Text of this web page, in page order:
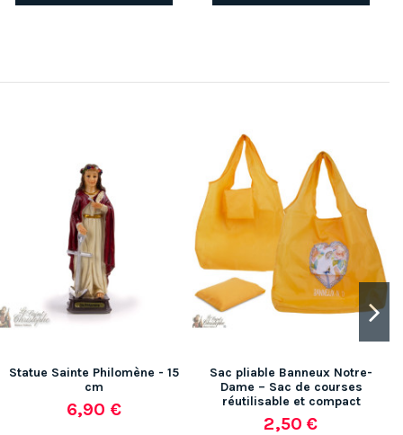
Statue Sainte Philomène - 15
cm
6,90 €
Sac pliable Banneux Notre-
Dame – Sac de courses
réutilisable et compact
2,50 €